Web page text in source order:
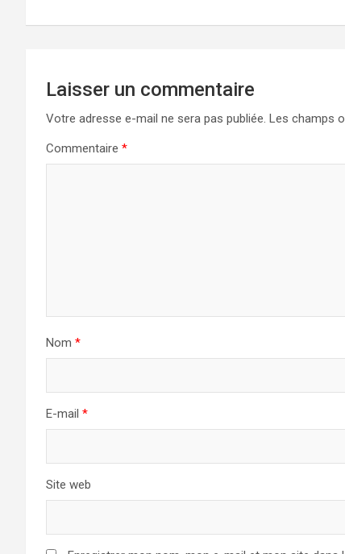
Laisser un commentaire
Votre adresse e-mail ne sera pas publiée. Les champs
Commentaire *
Nom *
E-mail *
Site web